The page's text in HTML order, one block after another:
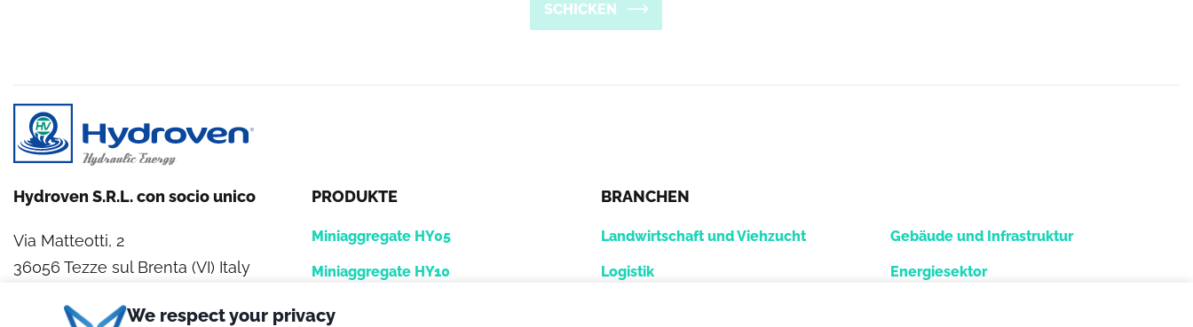
SCHICKEN
Hydroven S.R.L. con socio unico
Via Matteotti, 2
36056 Tezze sul Brenta (VI) Italy
Tel. +39 0424.539381
PRODUKTE
Miniaggregate HY05
Miniaggregate HY10
BRANCHEN
Landwirtschaft und Viehzucht
Logistik
Gebäude und Infrastruktur
Energiesektor
We respect your privacy